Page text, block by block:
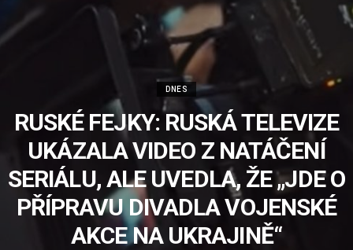
DNES
RUSKÉ FEJKY: RUSKÁ TELEVIZE
UKÁZALA VIDEO Z NATÁČENÍ
SERIÁLU, ALE UVEDLA, ŽE „JDE O
PŘÍPRAVU DIVADLA VOJENSKÉ
AKCE NA UKRAJINĚ“